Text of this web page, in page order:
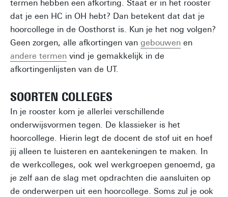
termen hebben een afkorting. Staat er in het rooster
dat je een HC in OH hebt? Dan betekent dat dat je
hoorcollege in de Oosthorst is. Kun je het nog volgen?
Geen zorgen, alle afkortingen van gebouwen en
andere termen vind je gemakkelijk in de
afkortingenlijsten van de UT.
SOORTEN COLLEGES
In je rooster kom je allerlei verschillende
onderwijsvormen tegen. De klassieker is het
hoorcollege. Hierin legt de docent de stof uit en hoef
jij alleen te luisteren en aantekeningen te maken. In
de werkcolleges, ook wel werkgroepen genoemd, ga
je zelf aan de slag met opdrachten die aansluiten op
de onderwerpen uit een hoorcollege. Soms zul je ook